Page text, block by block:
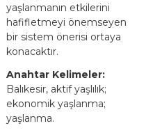
yaşlanmanın etkilerini
hafifletmeyi önemseyen
bir sistem önerisi ortaya
konacaktır.
Anahtar Kelimeler:
Balıkesir, aktif yaşlılık;
ekonomik yaşlanma;
yaşlanma.